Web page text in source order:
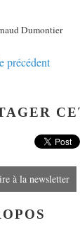
Dumontier
précédent
à la newsletter